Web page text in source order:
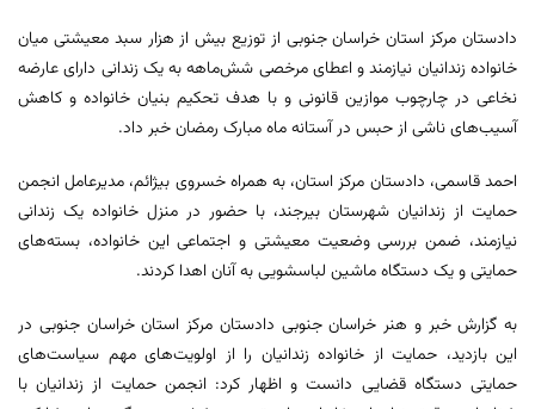
دادستان مرکز استان خراسان جنوبی از توزیع بیش از هزار سبد معیشتی میان
خانواده زندانیان نیازمند و اعطای مرخصی شش‌ماهه به یک زندانی دارای عارضه
نخاعی در چارچوب موازین قانونی و با هدف تحکیم بنیان خانواده و کاهش
آسیب‌های ناشی از حبس در آستانه ماه مبارک رمضان خبر داد.
احمد قاسمی، دادستان مرکز استان، به همراه خسروی بیژائم، مدیرعامل انجمن
حمایت از زندانیان شهرستان بیرجند، با حضور در منزل خانواده یک زندانی
نیازمند، ضمن بررسی وضعیت معیشتی و اجتماعی این خانواده، بسته‌های
حمایتی و یک دستگاه ماشین لباسشویی به آنان اهدا کردند.
به گزارش خبر و هنر خراسان جنوبی دادستان مرکز استان خراسان جنوبی در
این بازدید، حمایت از خانواده زندانیان را از اولویت‌های مهم سیاست‌های
حمایتی دستگاه قضایی دانست و اظهار کرد: انجمن حمایت از زندانیان با